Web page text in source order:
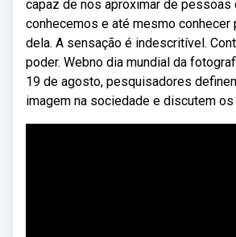
capaz de nos aproximar de pessoas
conhecemos e até mesmo
dela. A sensação é indescritível.
poder. Webno dia mundial da
19 de agosto, pesquisadores
imagem na sociedade e discutem